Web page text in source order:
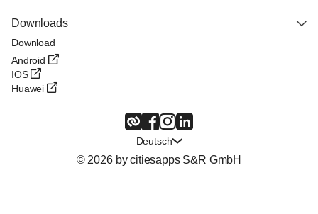
Downloads
Download
Android
IOS
Huawei
Deutsch
© 2026 by citiesapps S&R GmbH